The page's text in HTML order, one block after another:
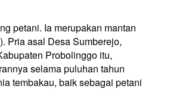
petani. Ia merupakan mantan
Pria asal Desa Sumberejo,
Probolinggo itu,
selama puluhan tahun
tembakau, baik sebagai petani